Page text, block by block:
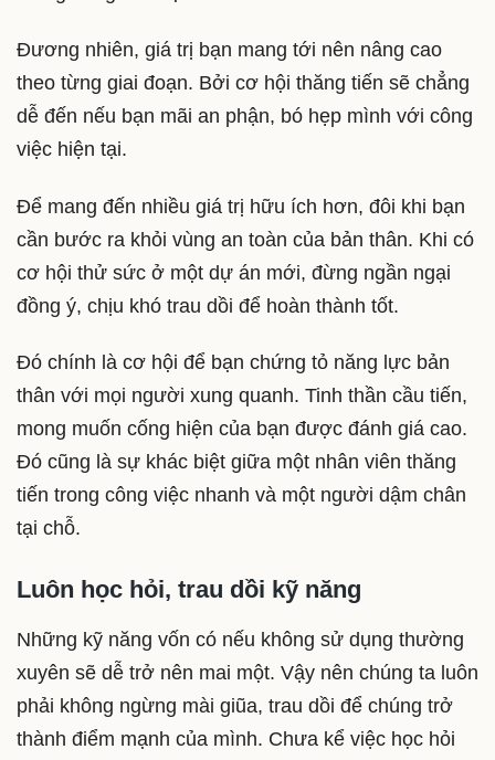
Đương nhiên, giá trị bạn mang tới nên nâng cao
theo từng giai đoạn. Bởi cơ hội thăng tiến sẽ chẳng
dễ đến nếu bạn mãi an phận, bó hẹp mình với công
việc hiện tại.
Để mang đến nhiều giá trị hữu ích hơn, đôi khi bạn
cần bước ra khỏi vùng an toàn của bản thân. Khi có
cơ hội thử sức ở một dự án mới, đừng ngần ngại
đồng ý, chịu khó trau dồi để hoàn thành tốt.
Đó chính là cơ hội để bạn chứng tỏ năng lực bản
thân với mọi người xung quanh. Tinh thần cầu tiến,
mong muốn cống hiện của bạn được đánh giá cao.
Đó cũng là sự khác biệt giữa một nhân viên thăng
tiến trong công việc nhanh và một người dậm chân
tại chỗ.
Luôn học hỏi, trau dồi kỹ năng
Những kỹ năng vốn có nếu không sử dụng thường
xuyên sẽ dễ trở nên mai một. Vậy nên chúng ta luôn
phải không ngừng mài giũa, trau dồi để chúng trở
thành điểm mạnh của mình. Chưa kể việc học hỏi